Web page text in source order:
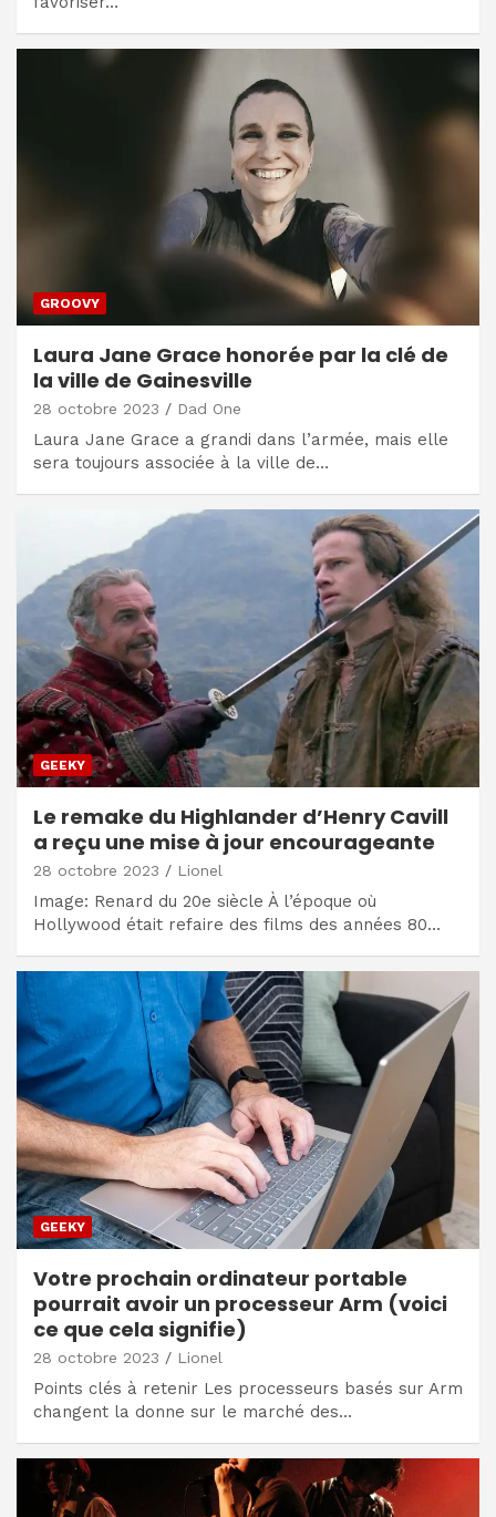
GROOVY
Laura Jane Grace honorée par la clé de
la ville de Gainesville
28 octobre 2023 Dad One
Laura Jane Grace a grandi dans l’armée, mais elle
sera toujours associée à la ville de…
GEEKY
Le remake du Highlander d’Henry Cavill
a reçu une mise à jour encourageante
28 octobre 2023 Lionel
Image: Renard du 20e siècle À l’époque où
Hollywood était refaire des films des années 80…
GEEKY
Votre prochain ordinateur portable
pourrait avoir un processeur Arm (voici
ce que cela signifie)
28 octobre 2023 Lionel
Points clés à retenir Les processeurs basés sur Arm
changent la donne sur le marché des…